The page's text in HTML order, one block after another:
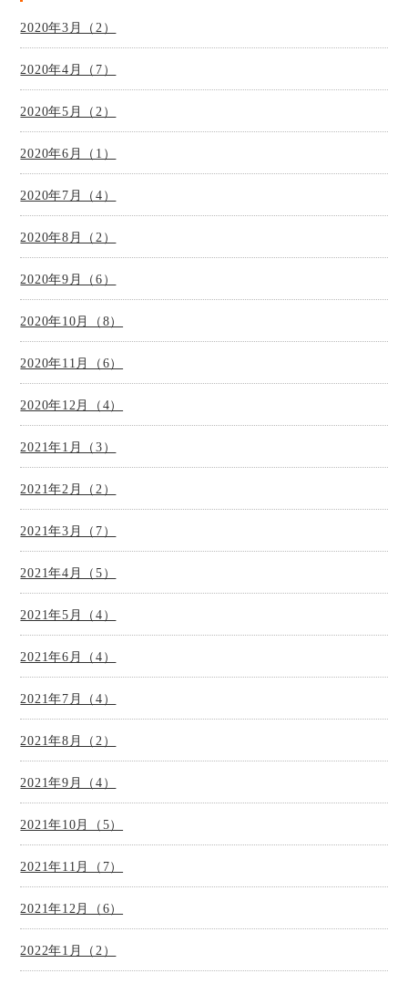
2020年3月（2）
2020年4月（7）
2020年5月（2）
2020年6月（1）
2020年7月（4）
2020年8月（2）
2020年9月（6）
2020年10月（8）
2020年11月（6）
2020年12月（4）
2021年1月（3）
2021年2月（2）
2021年3月（7）
2021年4月（5）
2021年5月（4）
2021年6月（4）
2021年7月（4）
2021年8月（2）
2021年9月（4）
2021年10月（5）
2021年11月（7）
2021年12月（6）
2022年1月（2）